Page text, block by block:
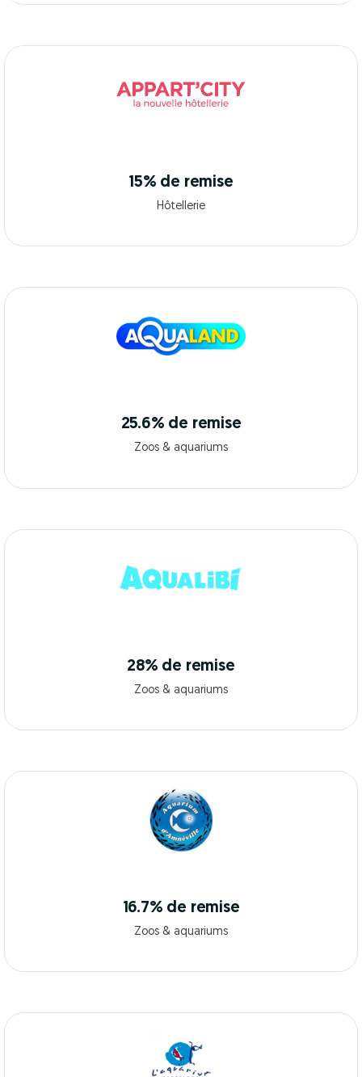
15% de remise
Hôtellerie
25.6% de remise
Zoos & aquariums
28% de remise
Zoos & aquariums
16.7% de remise
Zoos & aquariums